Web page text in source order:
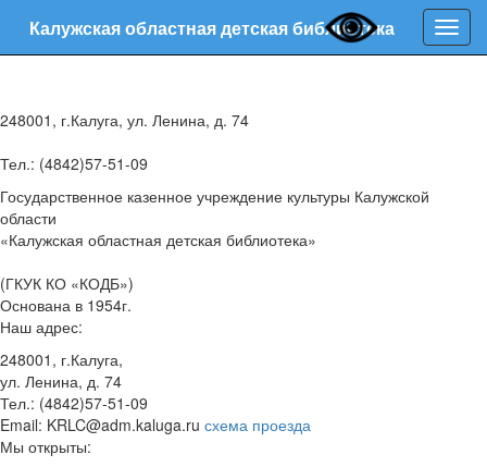
Калужская областная детская библиотека
248001, г.Калуга, ул. Ленина, д. 74
Тел.: (4842)57-51-09
Государственное казенное учреждение культуры Калужской
области
«Калужская областная детская библиотека»
(ГКУК КО «КОДБ»)
Основана в 1954г.
Наш адрес:
248001, г.Калуга,
ул. Ленина, д. 74
Тел.: (4842)57-51-09
Email: KRLC@adm.kaluga.ru схема проезда
Мы открыты: